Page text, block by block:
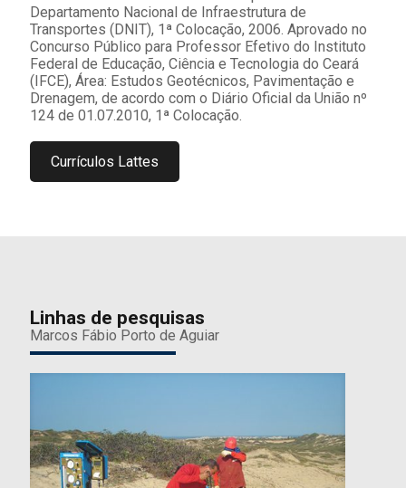
Departamento Nacional de Infraestrutura de
Transportes (DNIT), 1ª Colocação, 2006. Aprovado no
Concurso Público para Professor Efetivo do Instituto
Federal de Educação, Ciência e Tecnologia do Ceará
(IFCE), Área: Estudos Geotécnicos, Pavimentação e
Drenagem, de acordo com o Diário Oficial da União nº
124 de 01.07.2010, 1ª Colocação.
Currículos Lattes
Linhas de pesquisas
Marcos Fábio Porto de Aguiar